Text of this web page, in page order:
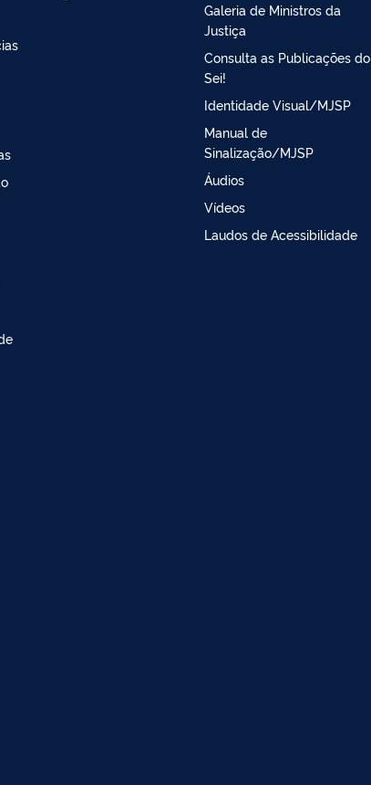
Galeria de Ministros da
Justiça
Consulta as Publicações do
Sei!
Identidade Visual/MJSP
Manual de
Sinalização/MJSP
Áudios
Vídeos
Laudos de Acessibilidade